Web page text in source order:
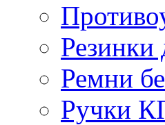
Резинки
Ремни
Ручки